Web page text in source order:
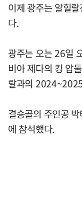
이제 광주는 알힐
다.
광주는 오는 26일
비아 제다의 킹 압
랄과의
결승골의 주인공
에 참석했다.